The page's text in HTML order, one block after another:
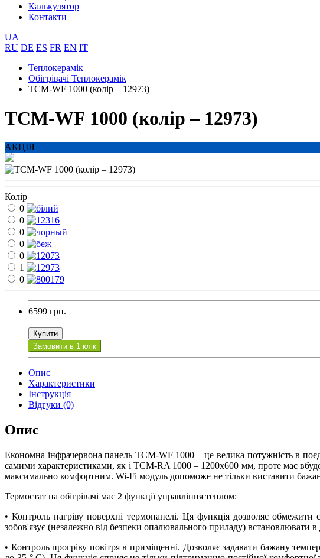
Калькулятор
Контакти
UA
RU DE ES FR EN IT
Теплокерамік
Обігрівачі Теплокерамік
ТСМ-WF 1000 (колір – 12973)
ТСМ-WF 1000 (колір – 12973)
АКЦІЯ
Колір
0
0
0
0
0
1
0
6599 грн.
Купити
Замовити в 1 клік
Опис
Характеристики
Інструкція
Відгуки (0)
Опис
Економна інфрачервона панель ТСМ-WF 1000 – це велика потужність в
самими характеристиками, як і ТСМ-RA 1000 – 1200х600 мм, проте має
максимально комфортним. Wi-Fi модуль допоможе не тільки виставити
Термостат на обігрівачі має 2 функції управління теплом:
• Контроль нагріву поверхні термопанелі. Ця функція дозволяє обмежити
зобов'язує (незалежно від безпеки опалювального приладу) встановлювати
• Контроль прогріву повітря в приміщенні. Дозволяє задавати бажану